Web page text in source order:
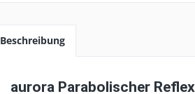
Beschreibung
aurora Parabolischer